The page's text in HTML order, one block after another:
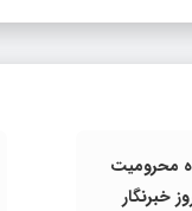
محرومیت‌
خبرنگار